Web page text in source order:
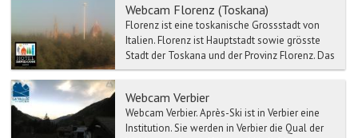
Webcam Florenz (Toskana)
Florenz ist eine toskanische Grossstadt von
Italien. Florenz ist Hauptstadt sowie grösste
Stadt der Toskana und der Provinz Florenz. Das
historisch...
Webcam Verbier
Webcam Verbier. Après-Ski ist in Verbier eine
Institution. Sie werden in Verbier die Qual der